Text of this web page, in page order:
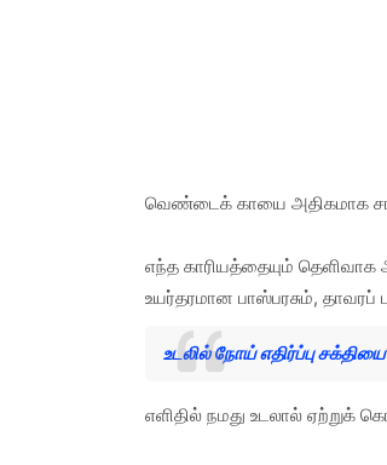
வெண்டைக் காயை அதிகமாக
எந்த காரியத்தையும்
உயர்தரமான பாஸ்பரசும்,
உடலில் நோய் எதிர்ப்பு
எளிதில் நமது உடலால் ஏற்றுக்